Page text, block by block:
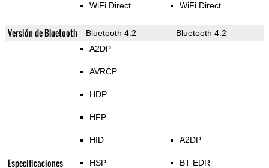
WiFi Direct WiFi Direct
Versión de Bluetooth Bluetooth 4.2 Bluetooth 4.2
Especificaciones
A2DP
AVRCP
HDP
HFP
HID
HSP
A2DP
BT EDR